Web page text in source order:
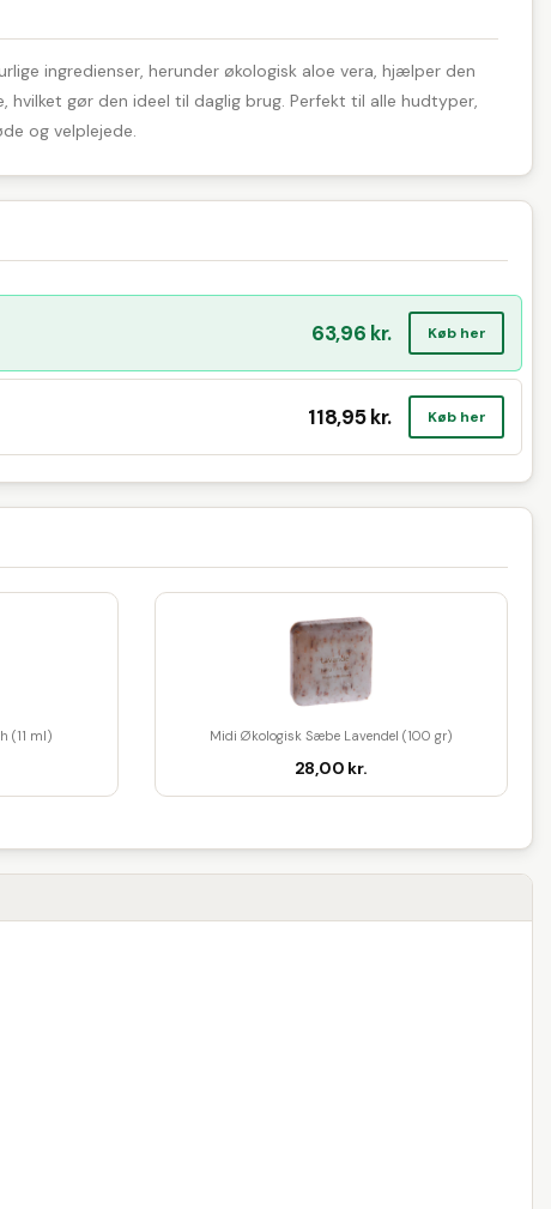
ingredienser, herunder økologisk aloe vera, hjælper den
gør den ideel til daglig brug. Perfekt til alle hudtyper,
og velplejede.
63,96 kr. Køb her
118,95 kr. Køb her
(11 ml) Midi Økologisk Sæbe Lavendel (100 gr)
28,00 kr.